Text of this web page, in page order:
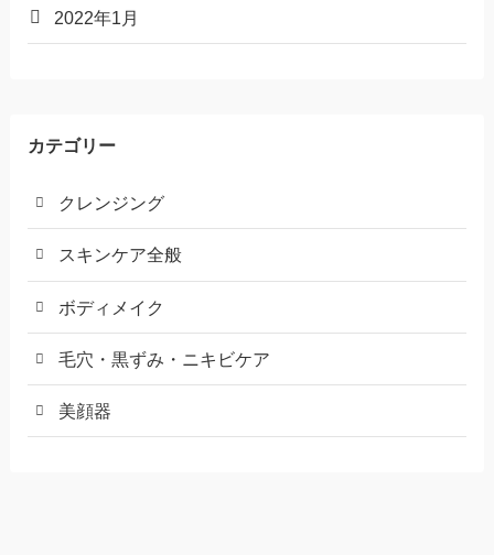
2022年1月
カテゴリー
クレンジング
スキンケア全般
ボディメイク
毛穴・黒ずみ・ニキビケア
美顔器